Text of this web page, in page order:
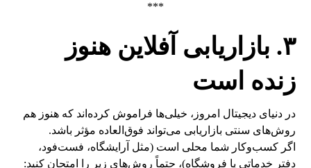
***
۳. بازاریابی آفلاین هنوز
زنده است
در دنیای دیجیتال امروز، خیلی‌ها فراموش کرده‌اند که هنوز هم
روش‌های سنتی بازاریابی می‌تواند فوق‌العاده مؤثر باشد.
اگر کسب‌وکار شما محلی است (مثل آرایشگاه، فست‌فود،
دفتر خدماتی یا فروشگاه)، حتماً روش‌های زیر را امتحان کنید: